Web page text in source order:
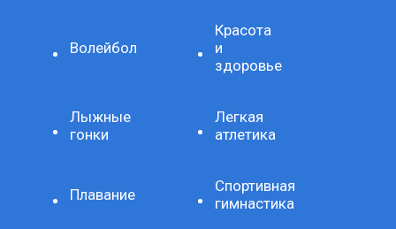
Волейбол
Красота
и
здоровье
Лыжные
гонки
Легкая
атлетика
Плавание
Спортивная
гимнастика